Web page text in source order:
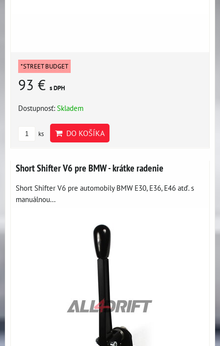
*STREET BUDGET
93 € s DPH
Dostupnosť: Skladem
ks DO KOŠÍKA
Short Shifter V6 pre BMW - krátke radenie
Short Shifter V6 pre automobily BMW E30, E36, E46 atď. s
manuálnou...